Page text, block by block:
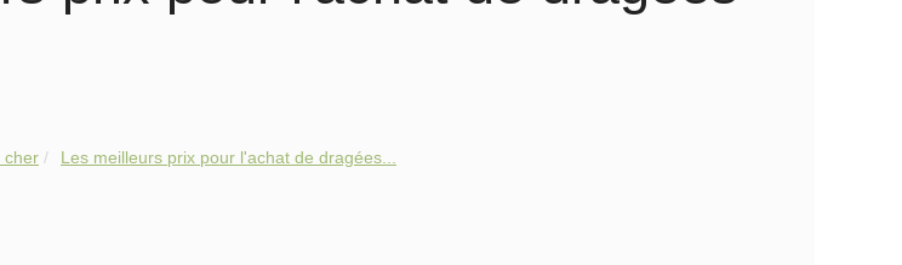
cher Les meilleurs prix pour l'achat de dragées...